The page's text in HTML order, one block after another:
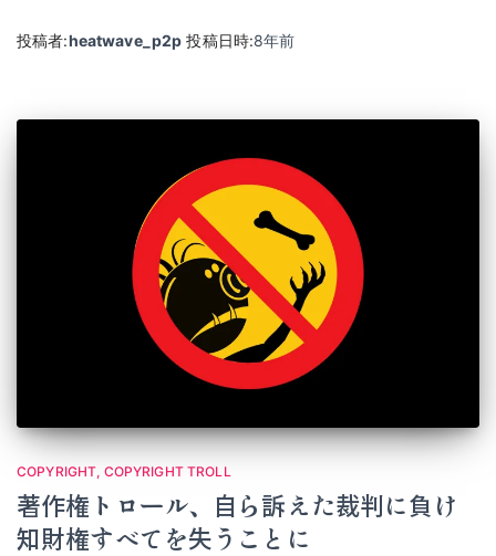
投稿者:heatwave_p2p 投稿日時:8年前
COPYRIGHT COPYRIGHT TROLL
著作権トロール、自ら訴えた裁判に負け
知財権すべてを失うことに